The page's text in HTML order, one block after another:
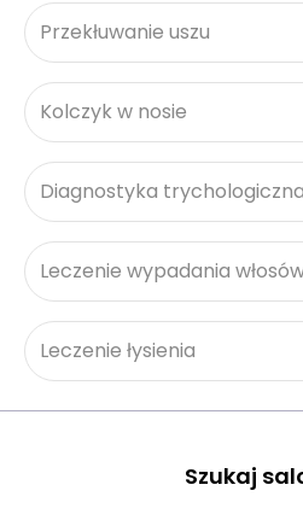
Przekłuwanie uszu
Kolczyk w nosie
Diagnostyka trychologiczna
Leczenie wypadania
Leczenie łysienia
Szukaj